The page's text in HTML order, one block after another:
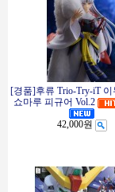
[경품]후류 Trio-Try-iT 이
쇼마루 피규어 Vol.2
42,000원